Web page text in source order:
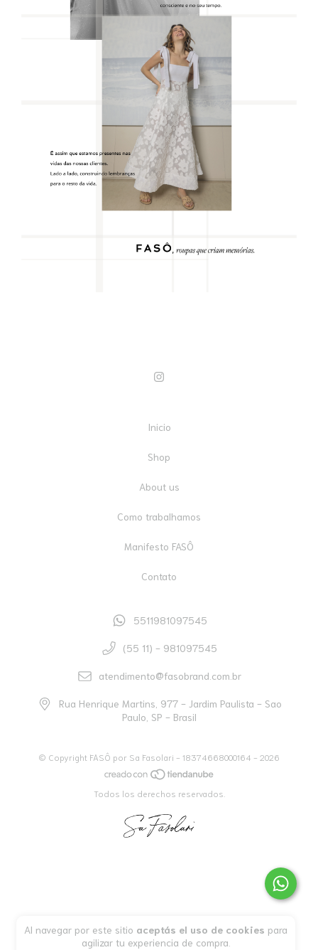
Al navegar por este sitio aceptás el uso de cookies para
agilizar tu experiencia de compra.
Inicio
Shop
About us
Como trabalhamos
Manifesto FASÔ
Contato
5511981097545
(55 11) - 981097545
atendimento@fasobrand.com.br
Rua Henrique Martins, 977 - Jardim Paulista - Sao
Paulo, SP - Brasil
© Copyright FASÔ por Sa Fasolari - 18374668000164 - 2026
Todos los derechos reservados.